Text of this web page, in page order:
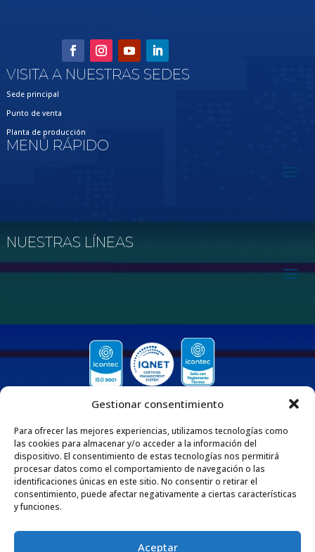
Gestionar consentimiento
Para ofrecer las mejores experiencias, utilizamos tecnologías como
las cookies para almacenar y/o acceder a la información del
dispositivo. El consentimiento de estas tecnologías nos permitirá
procesar datos como el comportamiento de navegación o las
identificaciones únicas en este sitio. No consentir o retirar el
consentimiento, puede afectar negativamente a ciertas características
y funciones.
Aceptar
VISITA A NUESTRAS SEDES
Sede principal
Punto de venta
Planta de producción
MENÚ RÁPIDO
NUESTRAS LÍNEAS
QUIENES SOMOS
Nos enorgullece ser una empresa 100% Colombiana que desde 1975 se dedica
a fabricar y comercializar tuberías y accesorios de polipropileno, adaptados
extensa trayectoria respalda nuestro compromiso con la excelencia y la
satisfacción de nuestros clientes por medio de nuestros productos y servicios.